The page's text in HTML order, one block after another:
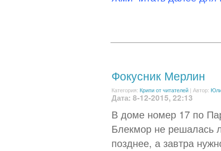
Фокусник Мерлин
Категория: Крипи от читателей | Автор:
Дата: 8-12-2015, 22:13
В доме номер 17 по
Блекмор не решалась
позднее, а завтра